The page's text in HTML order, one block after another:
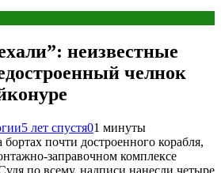
неизвестные
челнок
5 лет спустя01 минуты
почти достроенного корабля,
заправочном комплексе
по всему, надписи нанесли четыре